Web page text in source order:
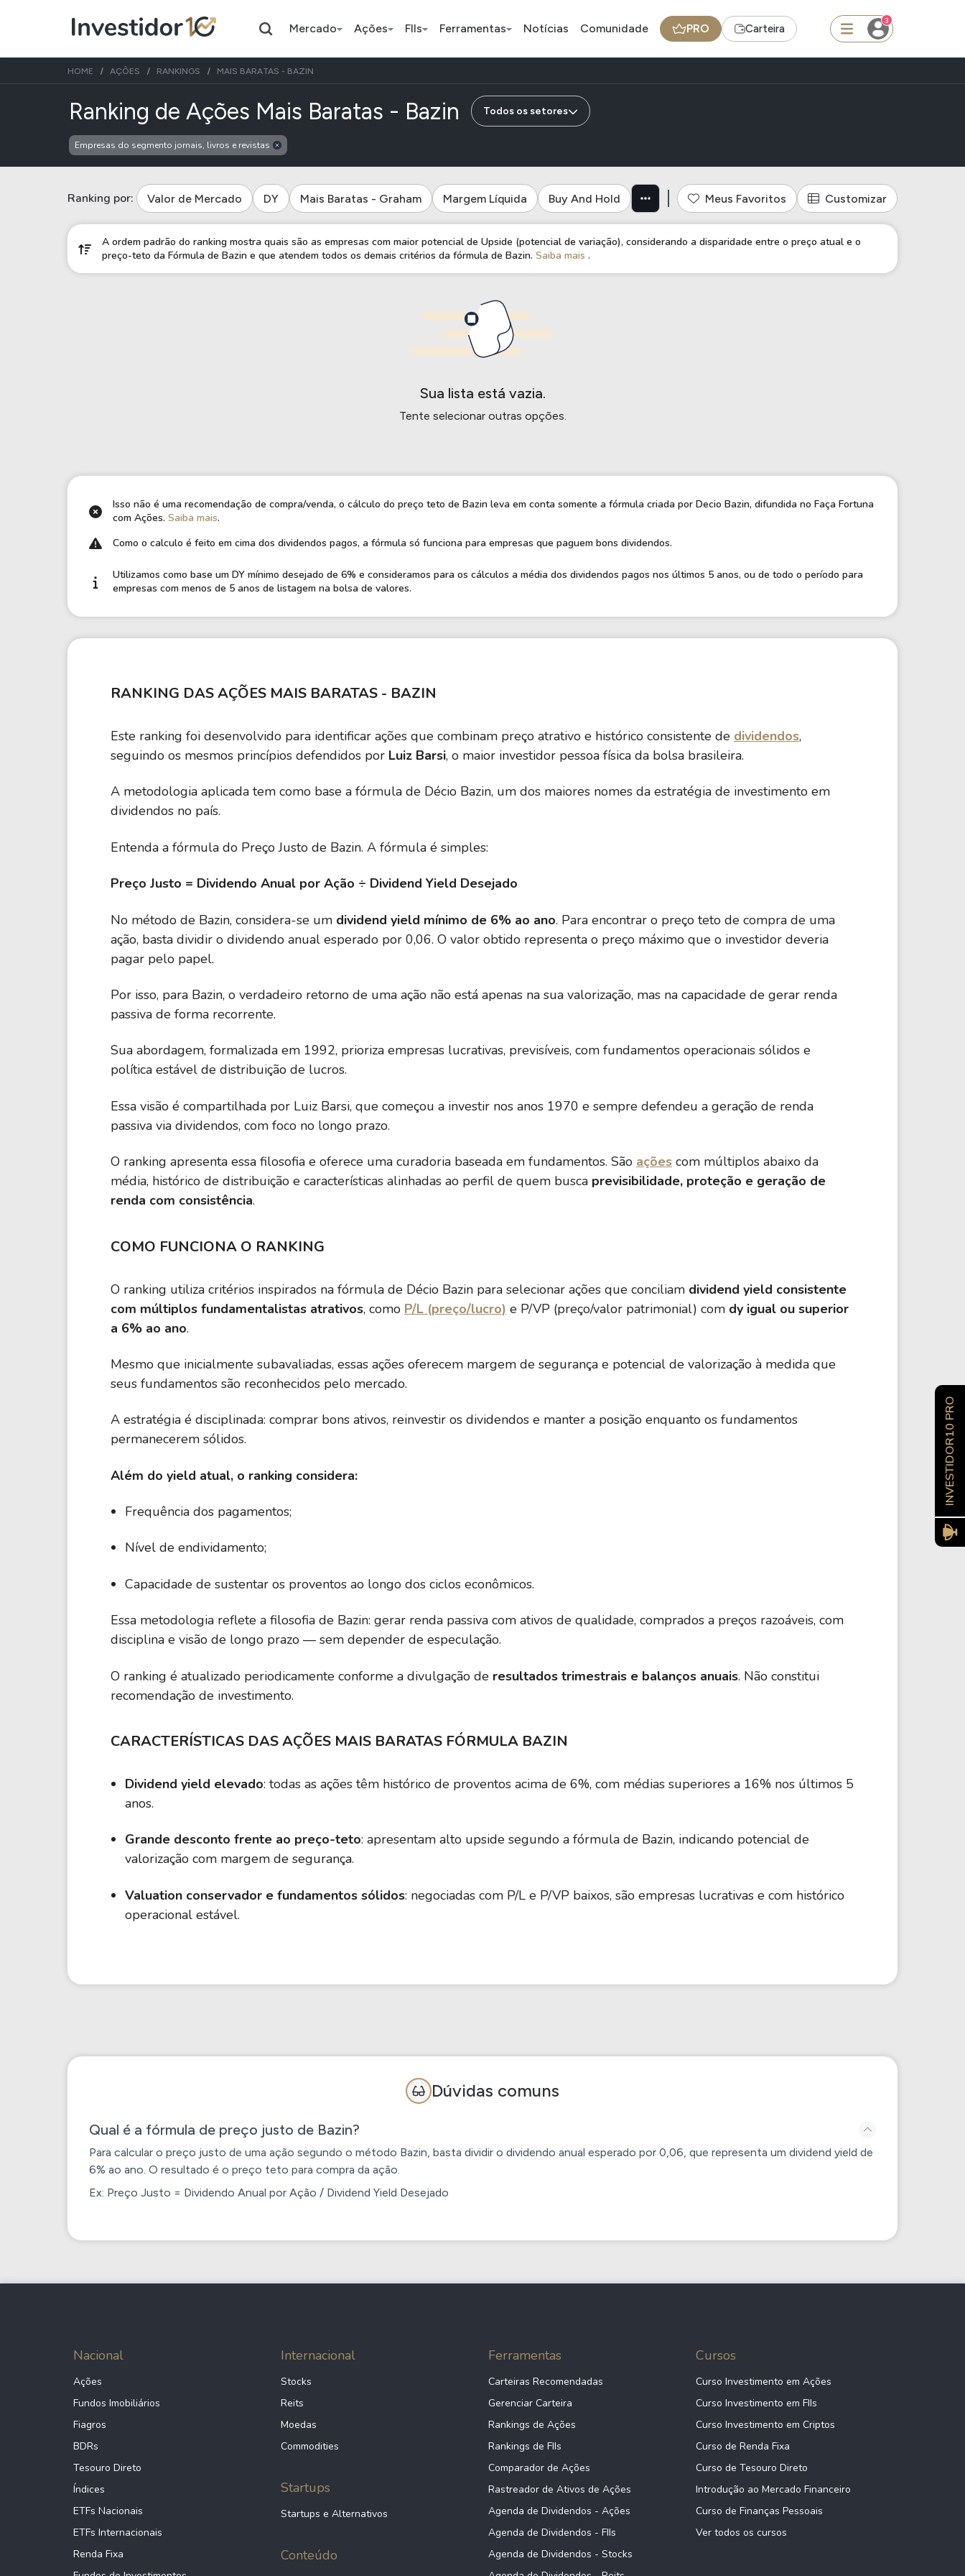
Mercado Ações FIIs Ferramentas Notícias Comunidade PRO Carteira
3
Assuntos do momento
Índice Ação
Petrobras
Ação
Bradesco
BDR
JBS
FII
TRXF11
Ferramenta
Dividendos
Ações
Taesa
FIIs
XPML11
BOVA11
Stocks
Tesla
Amazon
Google
Meta
Ver todos
Criptomoedas Ideias
HOME AÇÕES RANKINGS MAIS BARATAS - BAZIN
Ranking de Ações Mais Baratas - Bazin de empresas do segmento jornais, livros e
Todos os setores
Empresas do segmento jornais, livros e revistas
Ranking por: Valor de Mercado DY Mais Baratas - Graham Margem Líquida Buy And Hold Meus Favoritos Customizar
A ordem padrão do ranking mostra quais são as empresas com maior potencial de Upside (potencial de variação), considerando a disparidade entre o preço atual e o
preço-teto da Fórmula de Bazin e que atendem todos os demais critérios da fórmula de Bazin. Saiba mais .
Sua lista está vazia.
Tente selecionar outras opções.
Isso não é uma recomendação de compra/venda, o cálculo do preço teto de Bazin leva em conta somente a fórmula criada por Decio Bazin, difundida no Faça Fortuna
com Ações. Saiba mais.
Como o calculo é feito em cima dos dividendos pagos, a fórmula só funciona para empresas que paguem bons dividendos.
Utilizamos como base um DY mínimo desejado de 6% e consideramos para os cálculos a média dos dividendos pagos nos últimos 5 anos, ou de todo o período para
empresas com menos de 5 anos de listagem na bolsa de valores.
RANKING DAS AÇÕES MAIS BARATAS - BAZIN
Este ranking foi desenvolvido para identificar ações que combinam preço atrativo e histórico consistente de dividendos,
seguindo os mesmos princípios defendidos por Luiz Barsi, o maior investidor pessoa física da bolsa brasileira.
A metodologia aplicada tem como base a fórmula de Décio Bazin, um dos maiores nomes da estratégia de investimento em
dividendos no país.
Entenda a fórmula do Preço Justo de Bazin. A fórmula é simples:
Preço Justo = Dividendo Anual por Ação ÷ Dividend Yield Desejado
No método de Bazin, considera-se um dividend yield mínimo de 6% ao ano. Para encontrar o preço teto de compra de uma
ação, basta dividir o dividendo anual esperado por 0,06. O valor obtido representa o preço máximo que o investidor deveria
pagar pelo papel.
Por isso, para Bazin, o verdadeiro retorno de uma ação não está apenas na sua valorização, mas na capacidade de gerar renda
passiva de forma recorrente.
Sua abordagem, formalizada em 1992, prioriza empresas lucrativas, previsíveis, com fundamentos operacionais sólidos e
política estável de distribuição de lucros.
Essa visão é compartilhada por Luiz Barsi, que começou a investir nos anos 1970 e sempre defendeu a geração de renda
passiva via dividendos, com foco no longo prazo.
O ranking apresenta essa filosofia e oferece uma curadoria baseada em fundamentos. São ações com múltiplos abaixo da
média, histórico de distribuição e características alinhadas ao perfil de quem busca previsibilidade, proteção e geração de
renda com consistência.
COMO FUNCIONA O RANKING
O ranking utiliza critérios inspirados na fórmula de Décio Bazin para selecionar ações que conciliam dividend yield consistente
com múltiplos fundamentalistas atrativos, como P/L (preço/lucro) e P/VP (preço/valor patrimonial) com dy igual ou superior
a 6% ao ano.
Mesmo que inicialmente subavaliadas, essas ações oferecem margem de segurança e potencial de valorização à medida que
seus fundamentos são reconhecidos pelo mercado.
A estratégia é disciplinada: comprar bons ativos, reinvestir os dividendos e manter a posição enquanto os fundamentos
permanecerem sólidos.
Além do yield atual, o ranking considera:
Frequência dos pagamentos;
Nível de endividamento;
Capacidade de sustentar os proventos ao longo dos ciclos econômicos.
Essa metodologia reflete a filosofia de Bazin: gerar renda passiva com ativos de qualidade, comprados a preços razoáveis, com
disciplina e visão de longo prazo — sem depender de especulação.
O ranking é atualizado periodicamente conforme a divulgação de resultados trimestrais e balanços anuais. Não constitui
recomendação de investimento.
CARACTERÍSTICAS DAS AÇÕES MAIS BARATAS FÓRMULA BAZIN
Dividend yield elevado: todas as ações têm histórico de proventos acima de 6%, com médias superiores a 16% nos últimos 5
anos.
Grande desconto frente ao preço-teto: apresentam alto upside segundo a fórmula de Bazin, indicando potencial de
valorização com margem de segurança.
Valuation conservador e fundamentos sólidos: negociadas com P/L e P/VP baixos, são empresas lucrativas e com histórico
operacional estável.
Dúvidas comuns
Qual é a fórmula de preço justo de Bazin?
Para calcular o preço justo de uma ação segundo o método Bazin, basta dividir o dividendo anual esperado por 0,06, que representa um dividend yield de
6% ao ano. O resultado é o preço teto para compra da ação.
Ex: Preço Justo = Dividendo Anual por Ação / Dividend Yield Desejado
Nacional
Ações
Fundos Imobiliários
Fiagros
BDRs
Tesouro Direto
Índices
ETFs Nacionais
ETFs Internacionais
Renda Fixa
Internacional
Stocks
Reits
Moedas
Commodities
Startups
Startups e Alternativos
Conteúdo
Ferramentas
Carteiras Recomendadas
Gerenciar Carteira
Rankings de Ações
Rankings de FIIs
Comparador de Ações
Rastreador de Ativos de Ações
Agenda de Dividendos - Ações
Agenda de Dividendos - FIIs
Agenda de Dividendos - Stocks
Cursos
Curso Investimento em Ações
Curso Investimento em FIIs
Curso Investimento em Criptos
Curso de Renda Fixa
Curso de Tesouro Direto
Introdução ao Mercado Financeiro
Curso de Finanças Pessoais
Ver todos os cursos
INVESTIDOR10 PRO